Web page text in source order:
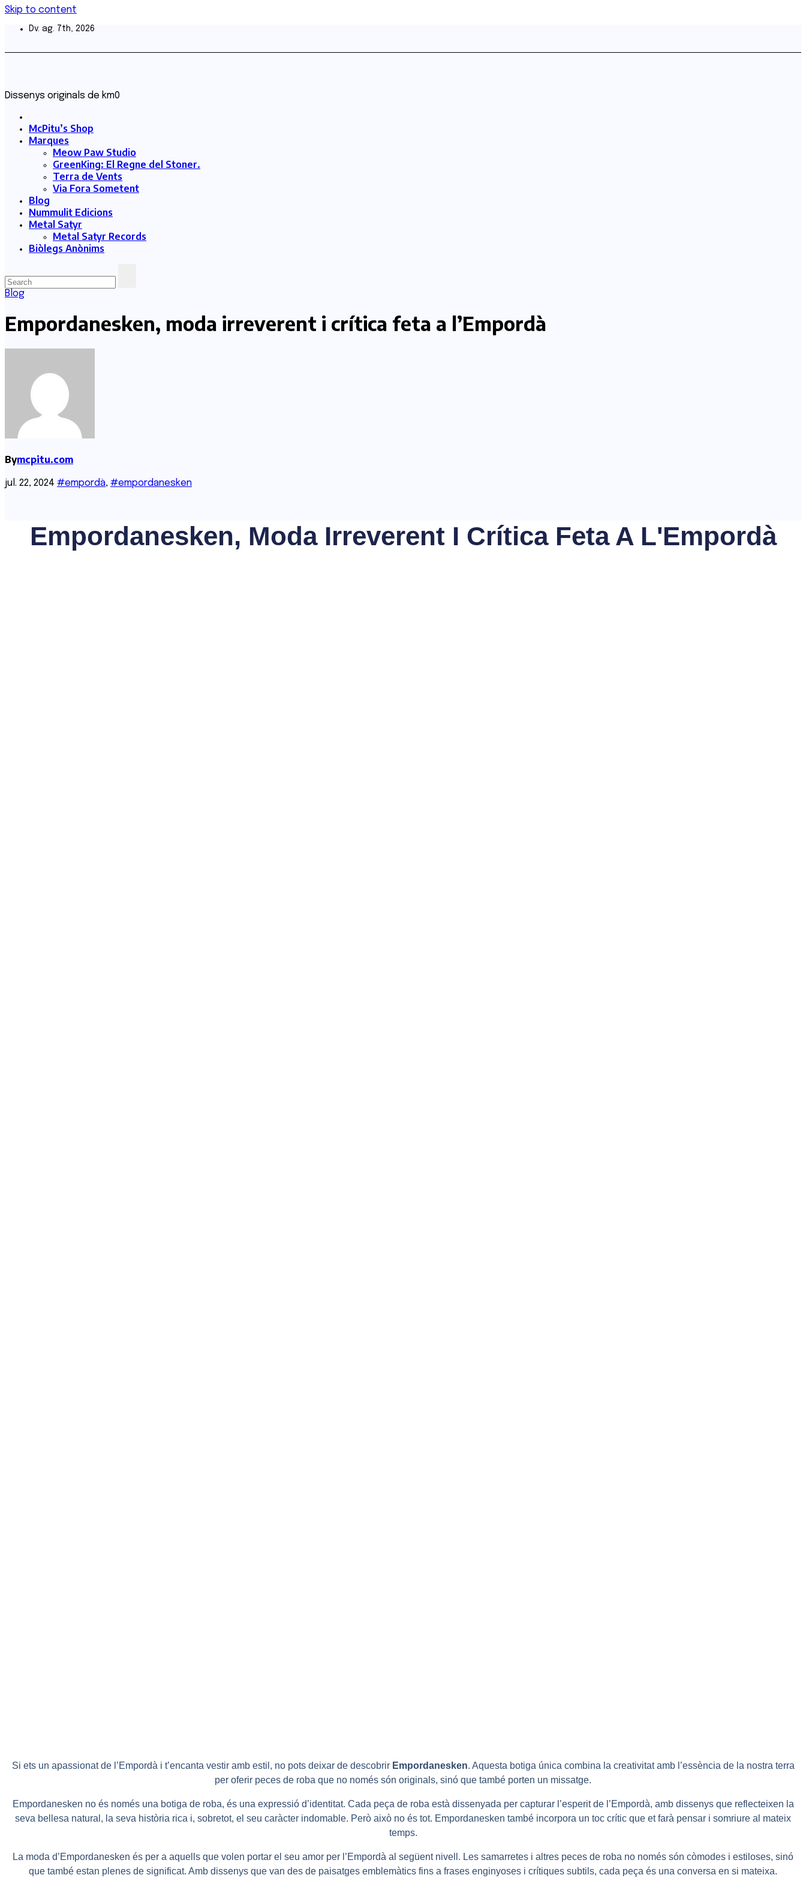
Skip to content
Dv. ag. 7th, 2026
Dissenys originals de km0
McPitu’s Shop
Marques
Meow Paw Studio
GreenKing: El Regne del Stoner.
Terra de Vents
Via Fora Sometent
Blog
Nummulit Edicions
Metal Satyr
Metal Satyr Records
Biòlegs Anònims
Blog
Empordanesken, moda irreverent i crítica feta a l’Empordà
Bymcpitu.com
jul. 22, 2024 #empordà, #empordanesken
Empordanesken, Moda Irreverent I Crítica Feta A L'Empordà
Si ets un apassionat de l’Empordà i t’encanta vestir amb estil, no pots deixar de descobrir Empordanesken. Aquesta botiga única combina la creativitat amb l’essència de la nostra terra
per oferir peces de roba que no només són originals, sinó que també porten un missatge.
Empordanesken no és només una botiga de roba, és una expressió d’identitat. Cada peça de roba està dissenyada per capturar l’esperit de l’Empordà, amb dissenys que reflecteixen la
seva bellesa natural, la seva història rica i, sobretot, el seu caràcter indomable. Però això no és tot. Empordanesken també incorpora un toc crític que et farà pensar i somriure al mateix
temps.
La moda d’Empordanesken és per a aquells que volen portar el seu amor per l’Empordà al següent nivell. Les samarretes i altres peces de roba no només són còmodes i estiloses, sinó
que també estan plenes de significat. Amb dissenys que van des de paisatges emblemàtics fins a frases enginyoses i crítiques subtils, cada peça és una conversa en si mateixa.